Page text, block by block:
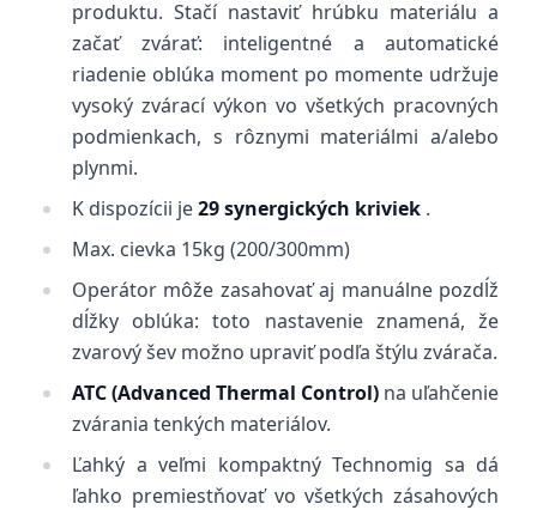
produktu. Stačí nastaviť hrúbku materiálu a
začať zvárať: inteligentné a automatické
riadenie oblúka moment po momente udržuje
vysoký zvárací výkon vo všetkých pracovných
podmienkach, s rôznymi materiálmi a/alebo
plynmi.
K dispozícii je29 synergických kriviek .
Max. cievka 15kg (200/300mm)
Operátor môže zasahovať aj manuálne pozdĺž
dĺžky oblúka: toto nastavenie znamená, že
zvarový šev možno upraviť podľa štýlu zvárača.
ATC (Advanced Thermal Control) na uľahčenie
zvárania tenkých materiálov.
Ľahký a veľmi kompaktný Technomig sa dá
ľahko premiestňovať vo všetkých zásahových